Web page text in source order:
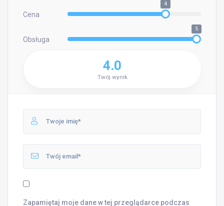
Cena
4
Obsługa
5
4.0
Twój wynik
Zapamiętaj moje dane w tej przeglądarce podczas